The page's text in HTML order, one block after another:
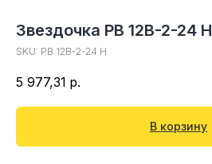
Звездочка PB 12B-2-24 H
SKU: PB 12B-2-24 H
5 977,31 р.
В корзину